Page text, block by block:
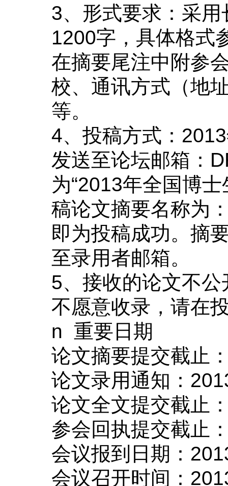
3、形式要求：采
1200字，具体格式
在摘要尾注中附参
校、通讯方式（地
等。
4、投稿方式： 2013
发送至论坛邮箱：
为“2013年全国博
稿论文摘要名称为
即为投稿成功。摘
至录用者邮箱。
5、接收的论文不
不愿意收录，请在
n 重要日期
论文摘要提交截止
论文录用通知：
论文全文提交截止
参会回执提交截止
会议报到日期：
会议召开时间：